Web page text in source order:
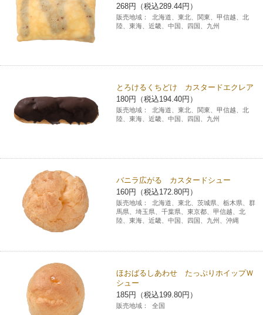
パウダースペース ラブン（店舗限定）
ソフトバンクギフト
268円（税込289.44円）
販売地域：
北海道、東北、関東、甲信越、北
陸、東海、近畿、中国、四国、九州
とろけるくちどけ カスタードエクレア
180円（税込194.40円）
販売地域：
北海道、東北、関東、甲信越、北
陸、東海、近畿、中国、四国、九州
バニラ広がる カスタードシュー
160円（税込172.80円）
販売地域：
北海道、東北、茨城県、栃木県、群
馬県、埼玉県、千葉県、東京都、甲信越、北
陸、東海、近畿、中国、四国、九州、沖縄
ほおばるしあわせ たっぷりホイップＷ
シュー
185円（税込199.80円）
販売地域： 全国